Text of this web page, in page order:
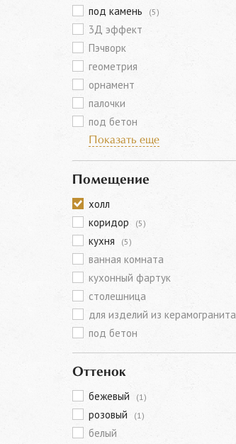
под камень (5)
3Д эффект
Пэчворк
геометрия
орнамент
палочки
под бетон
Показать еще
Помещение
холл
коридор
(5)
кухня (5)
ванная комната
кухонный фартук
столешница
для изделий из керамогранита
под бетон
Оттенок
бежевый (1)
розовый (1)
белый